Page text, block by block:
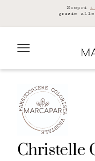
Scopri i
grazie
Christelle